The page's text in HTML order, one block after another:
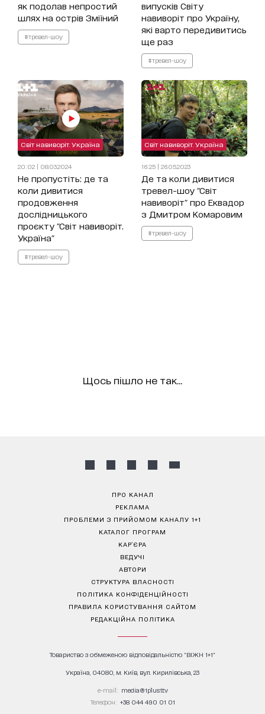
як подолав непростий
шлях на острів Зміїний
#тревел-шоу
випусків Світу
навиворіт про Україну,
які варто передивитись
ще раз
#тревел-шоу
Світ навиворіт. Україна
20:02 | 08.03.2024
Не пропустіть: де та
коли дивитися
продовження
дослідницького
проєкту "Світ навиворіт.
Україна"
#тревел-шоу
Світ навиворіт. Україна
16:25 | 26.05.2023
Де та коли дивитися
тревел-шоу "Світ
навиворіт" про Еквадор
з Дмитром Комаровим
#тревел-шоу
Щось пішло не так...
ПРО КАНАЛ
РЕКЛАМА
ПРОБЛЕМИ З ПРИЙОМОМ КАНАЛУ 1+1
КАТАЛОГ ПРОГРАМ
КАР’ЄРА
ВЕДУЧІ
АВТОРИ
СТРУКТУРА ВЛАСНОСТІ
ПОЛІТИКА КОНФІДЕНЦІЙНОСТІ
ПРАВИЛА КОРИСТУВАННЯ САЙТОМ
РЕДАКЦІЙНА ПОЛІТИКА
Товариство з обмеженою відповідальністю "ВІЖН 1+1"
Україна, 04080, м. Київ, вул. Кирилівська, 23
е-mail: media@1plus1.tv
Телефон: +38 044 490 01 01